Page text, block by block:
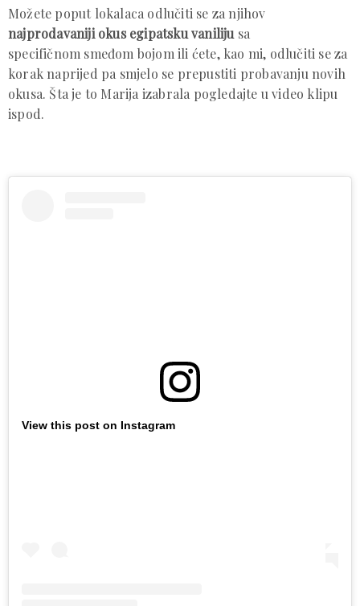
Možete poput lokalaca odlučiti se za njihov
najprodavaniji okus egipatsku vaniliju sa
specifičnom smeđom bojom ili ćete, kao mi, odlučiti se za
korak naprijed pa smjelo se prepustiti probavanju novih
okusa. Šta je to Marija izabrala pogledajte u video klipu
ispod.
View this post on Instagram